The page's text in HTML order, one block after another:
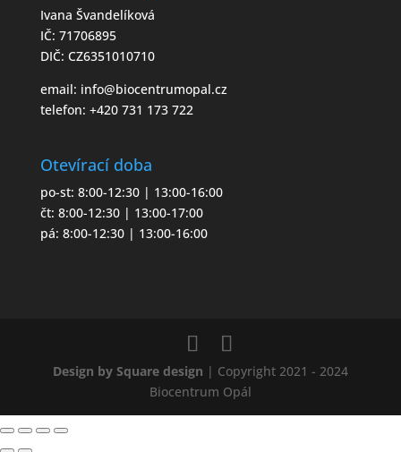
Ivana Švandelíková
IČ: 71706895
DIČ: CZ6351010710
email: info@biocentrumopal.cz
telefon: +420 731 173 722
Otevírací doba
po-st: 8:00-12:30 | 13:00-16:00
čt: 8:00-12:30 | 13:00-17:00
pá: 8:00-12:30 | 13:00-16:00
Design by Square design | Copyright 2021 - 2024
Biocentrum Opál